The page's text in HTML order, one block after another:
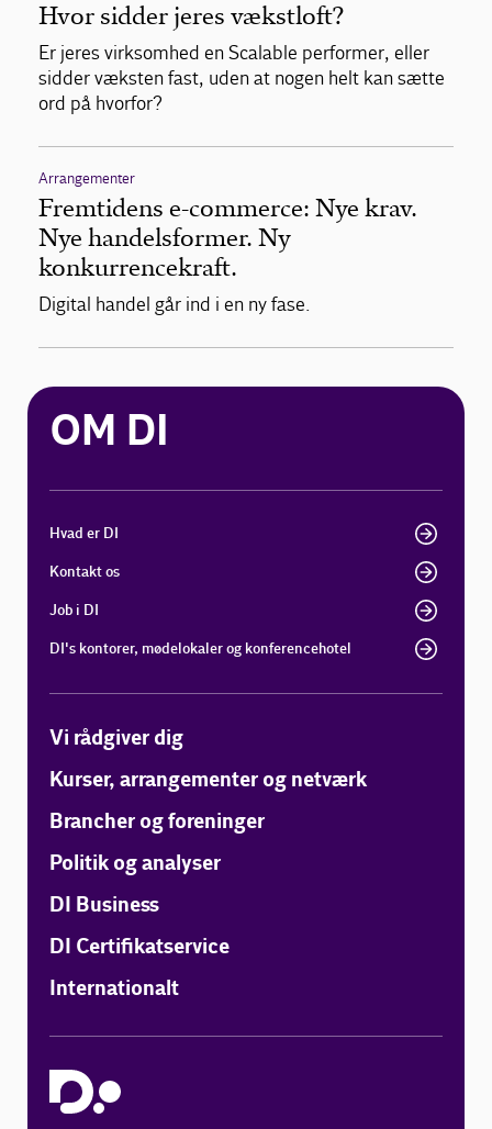
Hvor sidder jeres vækstloft?
Er jeres virksomhed en Scalable performer, eller
sidder væksten fast, uden at nogen helt kan sætte
ord på hvorfor?
Arrangementer
Fremtidens e-commerce: Nye krav.
Nye handelsformer. Ny
konkurrencekraft.
Digital handel går ind i en ny fase.
OM DI
Hvad er DI
Kontakt os
Job i DI
DI's kontorer, mødelokaler og konferencehotel
Vi rådgiver dig
Kurser, arrangementer og netværk
Brancher og foreninger
Politik og analyser
DI Business
DI Certifikatservice
Internationalt